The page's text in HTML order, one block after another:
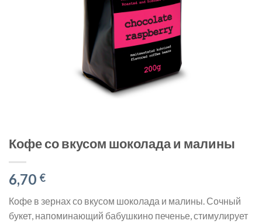
Кофе со вкусом шоколада и малины
6,70 €
Кофе в зернах со вкусом шоколада и малины. Сочный
букет, напоминающий бабушкино печенье, стимулирует